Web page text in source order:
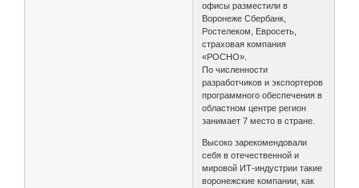
офисы разместили в
Воронеже Сбербанк,
Ростелеком, Евросеть,
страховая компания
«РОСНО».
По численности
разработчиков и экспортеров
программного обеспечения в
областном центре регион
занимает 7 место в стране.
Высоко зарекомендовали
себя в отечественной и
мировой ИТ-индустрии такие
воронежские компании, как